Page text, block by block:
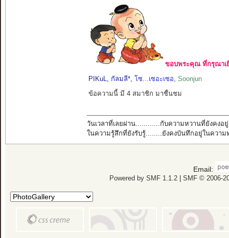
ขอบพระคุณ ที่กรุณาเ
PIKuL
กัลมลี*, โซ...เซอะเซอ Soonjun
ข้อความนี้ มี 4 สมาชิก มาชื่นชม
วันเวลาที่เลยผ่าน............กับความหวานที่ยังคงอยู่
ในความรู้สึกที่ยังรับรู้........ยังคงบันทึกอยู่ในความ
Email:
Powered by SMF 1.1.2| SMF © 2006-